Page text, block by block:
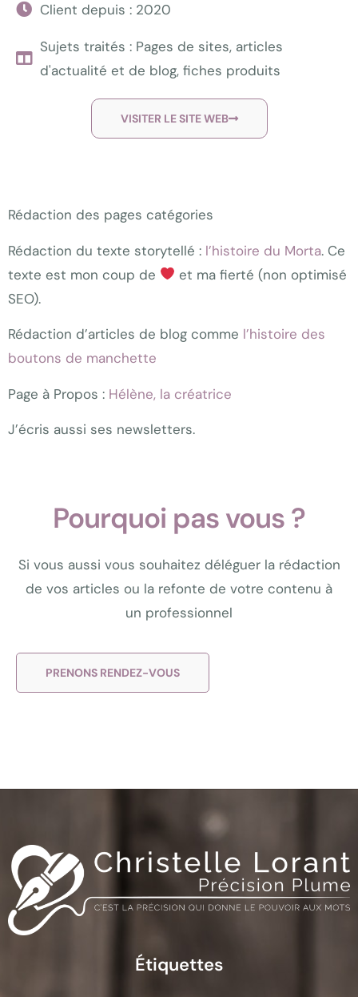
Client depuis : 2020
Sujets traités : Pages de sites, articles
d'actualité et de blog, fiches produits
VISITER LE SITE WEB
Rédaction des pages catégories
Rédaction du texte storytellé : l’histoire du Morta. Ce
texte est mon coup de
et ma fierté (non optimisé
SEO).
Rédaction d’articles de blog comme l’histoire des
boutons de manchette
Page à Propos : Hélène, la créatrice
J’écris aussi ses newsletters.
Pourquoi pas vous ?
Si vous aussi vous souhaitez déléguer la rédaction
de vos articles ou la refonte de votre contenu à
un professionnel
PRENONS RENDEZ-VOUS
Étiquettes